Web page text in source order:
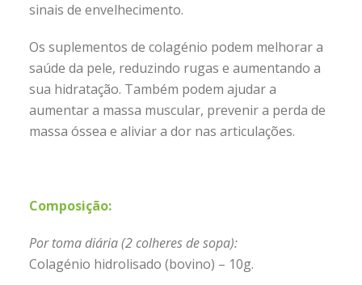
sinais de envelhecimento.
Os suplementos de colagénio podem melhorar a
saúde da pele, reduzindo rugas e aumentando a
sua hidratação. Também podem ajudar a
aumentar a massa muscular, prevenir a perda de
massa óssea e aliviar a dor nas articulações.
Composição:
Por toma diária (2 colheres de sopa):
Colagénio hidrolisado (bovino) – 10g.